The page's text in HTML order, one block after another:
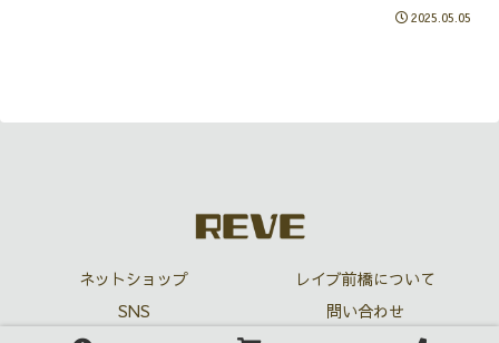
2025.05.05
ネットショップ
レイブ前橋について
SNS
問い合わせ